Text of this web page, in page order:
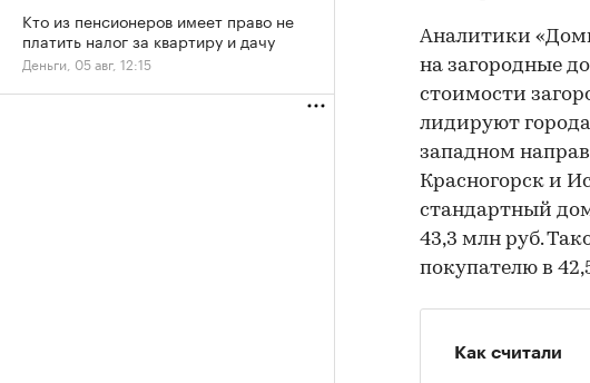
Аналитики
на загородные
стоимости
лидируют
западном
Красногорск и
стандартный
43,3 млн руб.
покупателю в
Как считали
Кто из пенсионеров имеет право не
платить налог за квартиру и дачу
Деньги, 05 авг, 12:15